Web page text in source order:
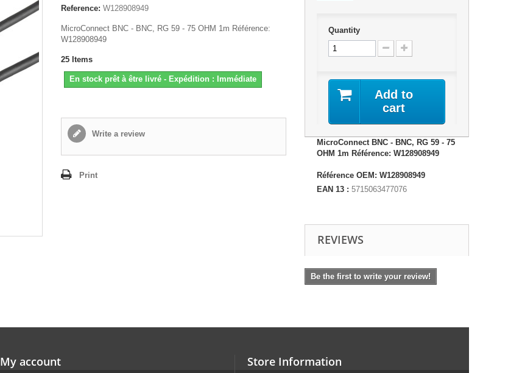
Reference: W128908949
MicroConnect BNC - BNC, RG 59 - 75 OHM 1m Référence:
W128908949
25 Items
En stock prêt à être livré - Expédition : Immédiate
Write a review
Print
Quantity
Add to
cart
MicroConnect BNC - BNC, RG 59 - 75
OHM 1m Référence: W128908949
Référence OEM: W128908949
EAN 13 : 5715063477076
REVIEWS
Be the first to write your review!
My account Store Information